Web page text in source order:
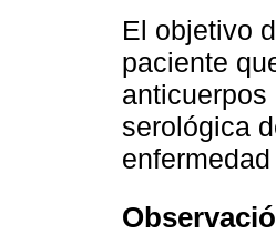
El objetivo
paciente
serológica